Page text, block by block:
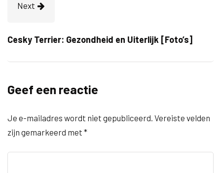
Next
Cesky Terrier: Gezondheid en Uiterlijk [Foto’s]
Geef een reactie
Je e-mailadres wordt niet gepubliceerd. Vereiste velden
zijn gemarkeerd met *